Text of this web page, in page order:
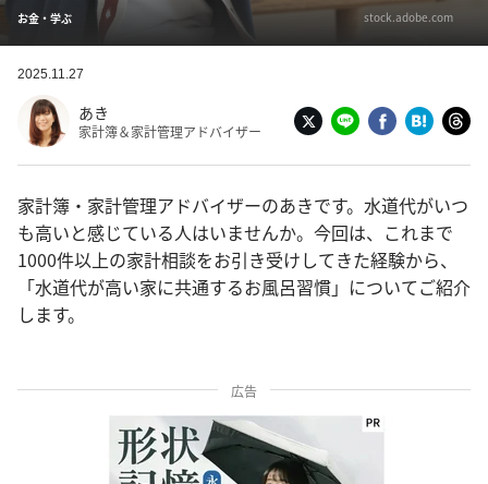
お金・学ぶ stock.adobe.com
2025.11.27
あき
家計簿＆家計管理アドバイザー
家計簿・家計管理アドバイザーのあきです。水道代がいつ
も高いと感じている人はいませんか。今回は、これまで
1000件以上の家計相談をお引き受けしてきた経験から、
「水道代が高い家に共通するお風呂習慣」についてご紹介
します。
広告